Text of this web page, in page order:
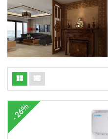
- 26%